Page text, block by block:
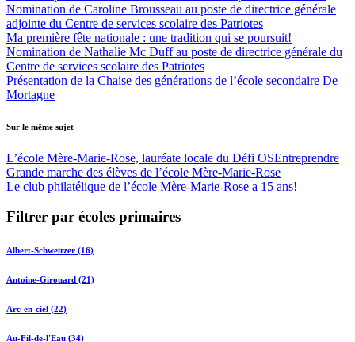
Nomination de Caroline Brousseau au poste de directrice générale
adjointe du Centre de services scolaire des Patriotes
Ma première fête nationale : une tradition qui se poursuit!
Nomination de Nathalie Mc Duff au poste de directrice générale du
Centre de services scolaire des Patriotes
Présentation de la Chaise des générations de l’école secondaire De
Mortagne
Sur le même sujet
L’école Mère-Marie-Rose, lauréate locale du Défi OSEntreprendre
Grande marche des élèves de l’école Mère-Marie-Rose
Le club philatélique de l’école Mère-Marie-Rose a 15 ans!
Filtrer par écoles primaires
Albert-Schweitzer (16)
Antoine-Girouard (21)
Arc-en-ciel (22)
Au-Fil-de-l'Eau (34)